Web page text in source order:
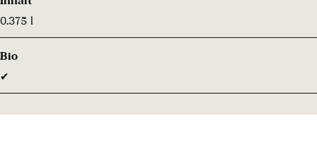
0.375 l
Bio
✔